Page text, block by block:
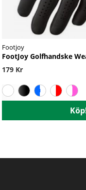
Footjoy
FootJoy Golfhandske
179 Kr